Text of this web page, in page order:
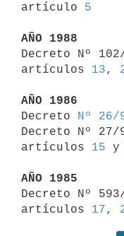
artículo 5
AÑO 1988
Decreto Nº
artículos 13,
AÑO 1986
Decreto
Nº 26/
Decreto Nº 27/
artículos 15 y
AÑO 1985
Decreto Nº
artículos 17,